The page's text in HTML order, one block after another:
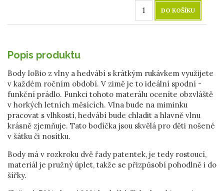
DO KOŠÍKU
Popis produktu
Body IoBio z vlny a hedvábí s krátkým rukávkem využijete
v každém ročním období. V zimě je to ideální spodní -
funkční prádlo. Funkci tohoto materálu oceníte obzvláště
v horkých letních měsících. Vlna bude na miminku
pracovat s vlhkostí, hedvábí bude chladit a hlavně vlnu
krásně zjemňuje. Tato bodíčka jsou skvělá pro děti nošené
v šátku či nosítku.
Body má v rozkroku dvě řady patentek, je tedy rostoucí,
materiál je pružný úplet, takže se přizpůsobí pohodlně i do
šířky.